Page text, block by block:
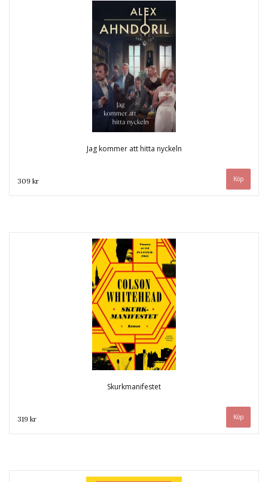
Jag kommer att hitta nyckeln
309 kr
Skurkmanifestet
319 kr